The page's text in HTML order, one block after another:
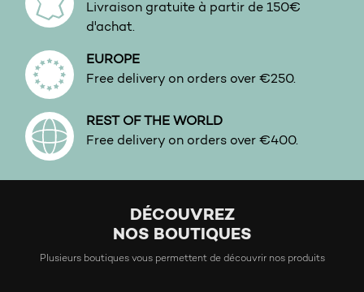
Livraison gratuite à partir de 150€
d'achat.
EUROPE
Free delivery on orders over €250.
REST OF THE WORLD
Free delivery on orders over €400.
DÉCOUVREZ
NOS BOUTIQUES
Plusieurs boutiques vous permettent de découvrir nos produits